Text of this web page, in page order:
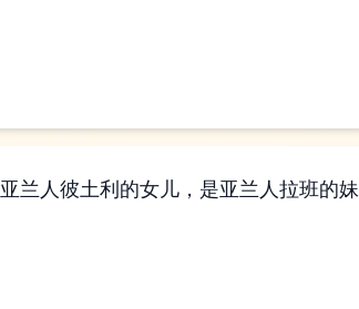
兰人彼土利的女儿，是亚兰人拉班的妹